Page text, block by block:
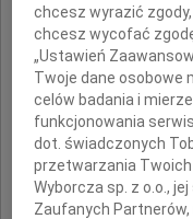
chcesz wyrazić
chcesz wycofać
„Ustawień
Twoje dane osobowe
celów badania i
funkcjonowania
dot. świadczonych
przetwarzania
Wyborcza sp. z o.o.,
Zaufanych